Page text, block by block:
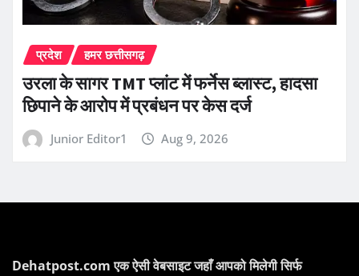
प्रदेश हमर छत्तीसगढ़
उरला के सागर TMT प्लांट में फर्नेस ब्लास्ट, हादसा
छिपाने के आरोप में प्रबंधन पर केस दर्ज
Junior Editor1 Aug 9, 2026
Dehatpost.com एक ऐसी वेबसाइट जहाँ आपको मिलेगी सिर्फ